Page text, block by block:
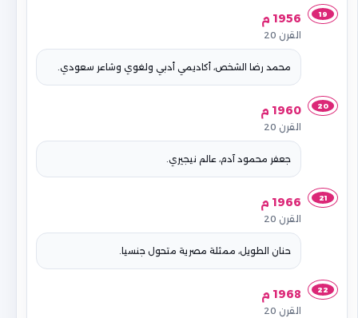
19 1956 م
القرن 20
محمد رضا الشخص، أكاديمي أدبي ولغوي وشاعر سعودي.
20 1960 م
القرن 20
جعفر محمود آدم، عالم نيجيري.
21 1966 م
القرن 20
حنان الطويل، ممثلة مصرية متحول جنسيا.
22 1968 م
القرن 20